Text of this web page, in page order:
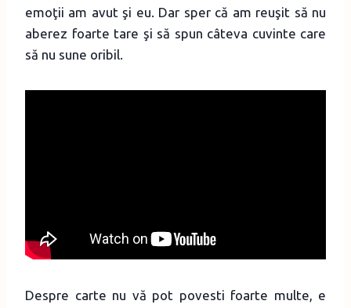
emoţii am avut şi eu. Dar sper că am reuşit să nu
aberez foarte tare şi să spun câteva cuvinte care
să nu sune oribil.
Despre carte nu vă pot povesti foarte multe, e